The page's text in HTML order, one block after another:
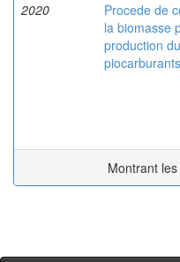
2020
Procede de
la biomasse
production
piocarburants
Montrant